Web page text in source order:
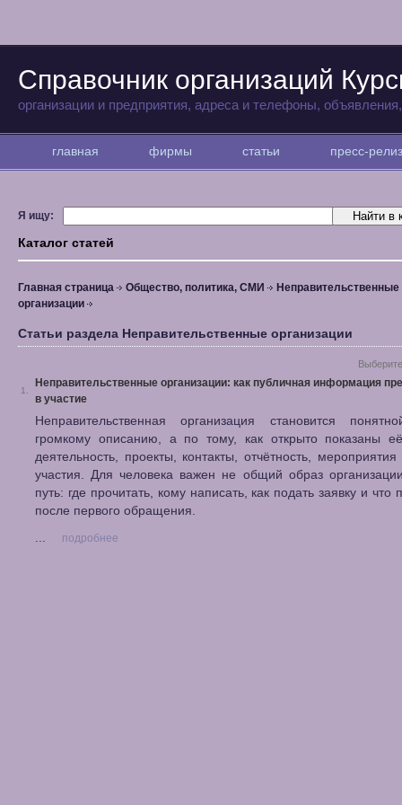
Справочник организаций
организации и предприятия, адреса и телефоны,
главная фирмы статьи пресс-
Я ищу:
Каталог статей
Главная страница Общество, политика, СМИ
Неправительственные
организации
Статьи раздела Неправительственные организации
1.
Неправительственные организации: как публичная информация
в участие
Неправительственная организация становится
громкому описанию, а по тому, как открыто показаны
деятельность, проекты, контакты, отчётность,
участия. Для человека важен не общий образ
путь: где прочитать, кому написать, как подать заявку и что
после первого обращения.
...
подробнее